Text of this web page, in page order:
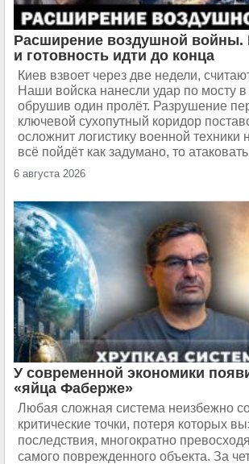
Расширение воздушной войны.
и готовность идти до конца
Киев взвоет через две недели,
Наши войска нанесли удар по мосту в
обрушив один пролёт. Разрушение
ключевой сухопутный коридор
осложнит логистику военной техники
всё пойдёт как задумано, то
6 августа 2026
У современной экономики
«яйца Фаберже»
Любая сложная система неизбежно
критические точки, потеря которых
последствия, многократно
самого поврежденного объекта. За